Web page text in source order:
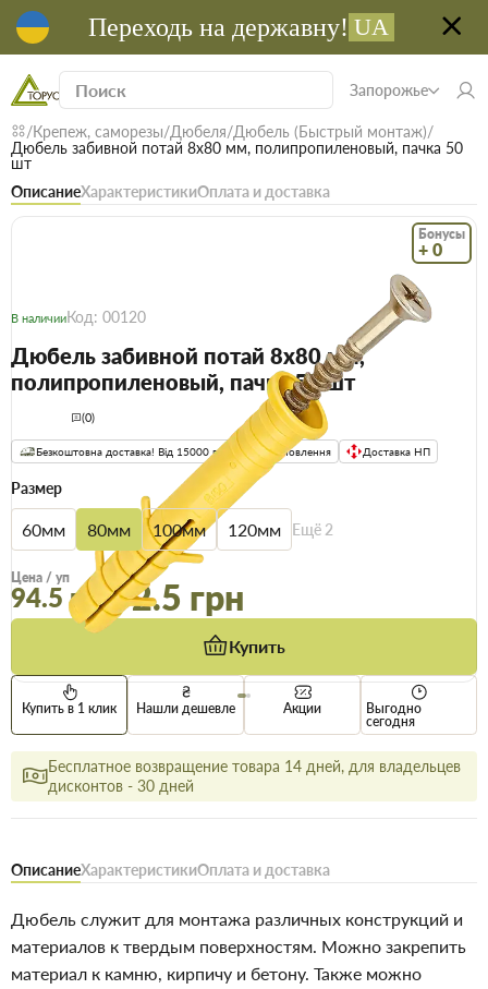
Переходь на державну! UA
Запорожье
Крепеж, саморезы Дюбеля Дюбель (Быстрый монтаж)
Дюбель забивной потай 8х80 мм, полипропиленовый, пачка 50
шт
ОписаниеХарактеристикиОплата и доставка
Бонусы
+ 0
В наличииКод: 00120
Дюбель забивной потай 8х80 мм,
полипропиленовый, пачка 50 шт
(0)
Безкоштовна доставка! Від 15000 грн єВідновлення Доставка НП
Размер
60мм 80мм 100мм 120мм Ещё 2
Цена / уп
94.5 грн
Опт
92.5 грн
Купить
Купить в 1 клик Нашли дешевле Акции
Выгодно
сегодня
Бесплатное возвращение товара 14 дней, для владельцев
дисконтов - 30 дней
ОписаниеХарактеристикиОплата и доставка
Дюбель служит для монтажа различных конструкций и
материалов к твердым поверхностям. Можно закрепить
материал к камню, кирпичу и бетону. Также можно